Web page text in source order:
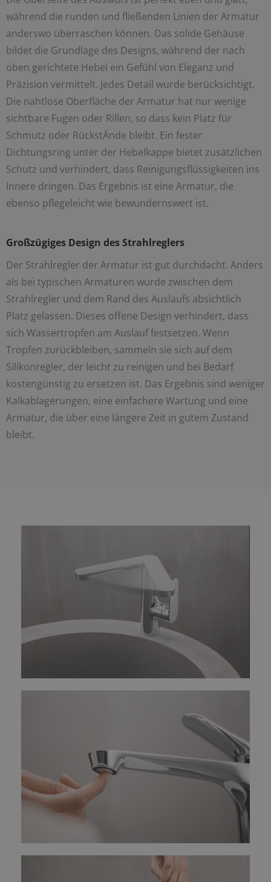
während die runden und fließenden Linien der Armatur
anderswo überraschen können. Das solide Gehäuse
bildet die Grundlage des Designs, während der nach
oben gerichtete Hebel ein Gefühl von Eleganz und
Präzision vermittelt. Jedes Detail wurde berücksichtigt.
Die nahtlose Oberfläche der Armatur hat nur wenige
sichtbare Fugen oder Rillen, so dass kein Platz für
Schmutz oder RückstÄnde bleibt. Ein fester
Dichtungsring unter der Hebelkappe bietet zusätzlichen
Schutz und verhindert, dass Reinigungsflüssigkeiten ins
Innere dringen. Das Ergebnis ist eine Armatur, die
ebenso pflegeleicht wie bewundernswert ist.
Großzügiges Design des Strahlreglers
Der Strahlregler der Armatur ist gut durchdacht. Anders
als bei typischen Armaturen wurde zwischen dem
Strahlregler und dem Rand des Auslaufs absichtlich
Platz gelassen. Dieses offene Design verhindert, dass
sich Wassertropfen am Auslauf festsetzen. Wenn
Tropfen zurückbleiben, sammeln sie sich auf dem
Silikonregler, der leicht zu reinigen und bei Bedarf
kostengünstig zu ersetzen ist. Das Ergebnis sind weniger
Kalkablagerungen, eine einfachere Wartung und eine
Armatur, die über eine längere Zeit in gutem Zustand
bleibt.